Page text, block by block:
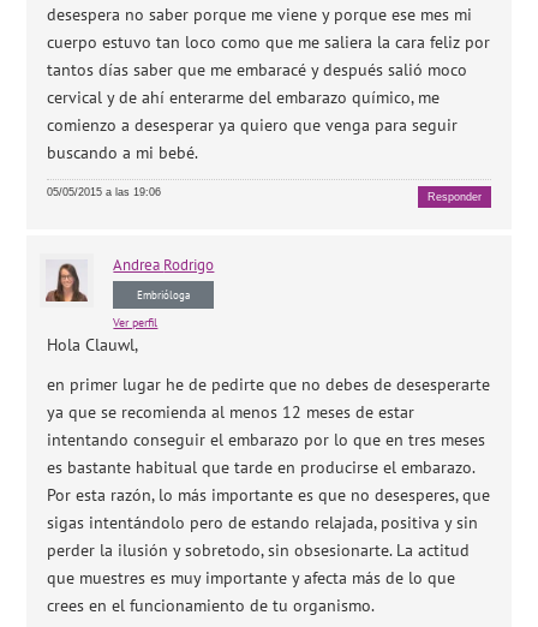
desespera no saber porque me viene y porque ese mes mi
cuerpo estuvo tan loco como que me saliera la cara feliz por
tantos días saber que me embaracé y después salió moco
cervical y de ahí enterarme del embarazo químico, me
comienzo a desesperar ya quiero que venga para seguir
buscando a mi bebé.
05/05/2015 a las 19:06 Responder
Andrea Rodrigo
Embrióloga
Ver perfil
Hola Clauwl,
en primer lugar he de pedirte que no debes de desesperarte
ya que se recomienda al menos 12 meses de estar
intentando conseguir el embarazo por lo que en tres meses
es bastante habitual que tarde en producirse el embarazo.
Por esta razón, lo más importante es que no desesperes, que
sigas intentándolo pero de estando relajada, positiva y sin
perder la ilusión y sobretodo, sin obsesionarte. La actitud
que muestres es muy importante y afecta más de lo que
crees en el funcionamiento de tu organismo.